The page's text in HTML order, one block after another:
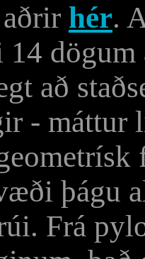
hér.
14
að
- máttur
þágu
Frá